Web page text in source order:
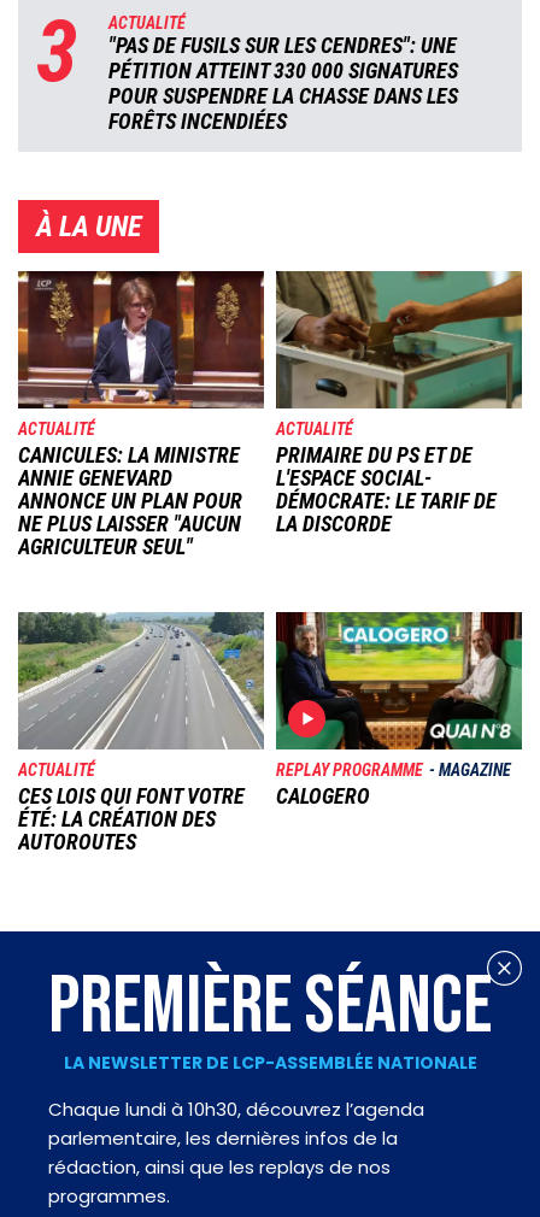
3 ACTUALITÉ
"PAS DE FUSILS SUR LES CENDRES": UNE
PÉTITION ATTEINT 330 000 SIGNATURES
POUR SUSPENDRE LA CHASSE DANS LES
FORÊTS INCENDIÉES
À LA UNE
Image
ACTUALITÉ
CANICULES: LA MINISTRE
ANNIE GENEVARD
ANNONCE UN PLAN POUR
NE PLUS LAISSER "AUCUN
AGRICULTEUR SEUL"
Image
ACTUALITÉ
PRIMAIRE DU PS ET DE
L'ESPACE SOCIAL-
DÉMOCRATE: LE TARIF DE
LA DISCORDE
Image
ACTUALITÉ
CES LOIS QUI FONT VOTRE
ÉTÉ: LA CRÉATION DES
AUTOROUTES
Image
REPLAY PROGRAMME MAGAZINE
CALOGERO
PREMIÈRE SÉANCE
LA NEWSLETTER DE LCP-ASSEMBLÉE NATIONALE
Chaque lundi à 10h30, découvrez l’agenda
parlementaire, les dernières infos de la
rédaction, ainsi que les replays de nos
programmes.